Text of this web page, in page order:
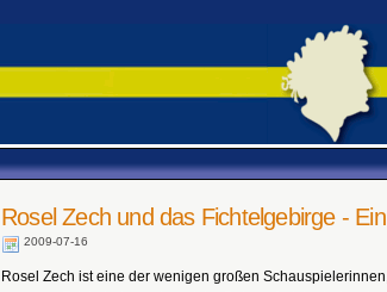
Rosel Zech und das Fichtelgebirge -
2009-07-16
Rosel Zech ist eine der wenigen großen